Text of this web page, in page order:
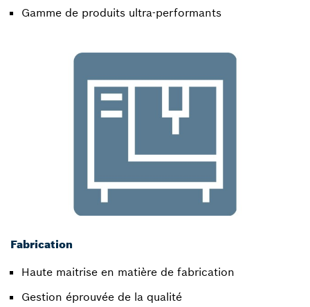
Gamme de produits ultra-performants​
Fabrication
Haute maitrise en matière de fabrication​
Gestion éprouvée de la qualité​